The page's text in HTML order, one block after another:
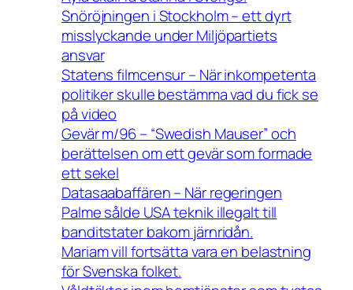
Snöröjningen i Stockholm – ett dyrt
misslyckande under Miljöpartiets
ansvar
Statens filmcensur – När inkompetenta
politiker skulle bestämma vad du fick se
på video
Gevär m/96 – “Swedish Mauser” och
berättelsen om ett gevär som formade
ett sekel
Datasaabaffären – När regeringen
Palme sålde USA teknik illegalt till
banditstater bakom järnridån.
Mariam vill fortsätta vara en belastning
för Svenska folket.